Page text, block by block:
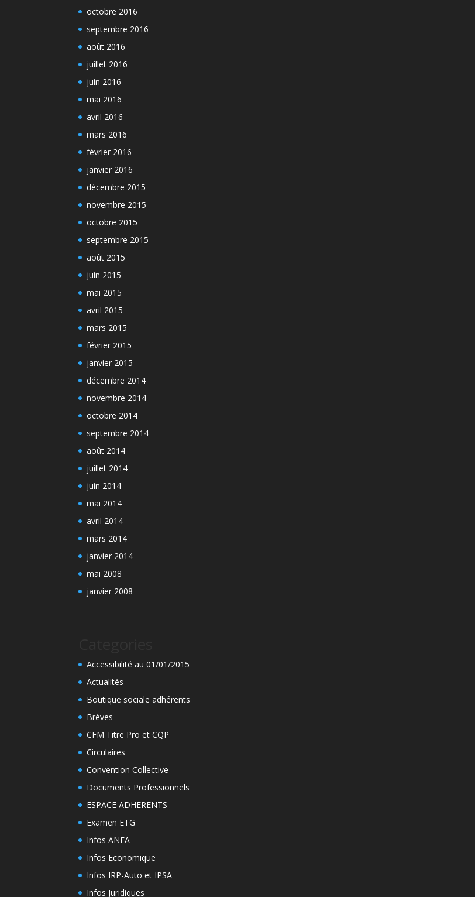
octobre 2016
septembre 2016
août 2016
juillet 2016
juin 2016
mai 2016
avril 2016
mars 2016
février 2016
janvier 2016
décembre 2015
novembre 2015
octobre 2015
septembre 2015
août 2015
juin 2015
mai 2015
avril 2015
mars 2015
février 2015
janvier 2015
décembre 2014
novembre 2014
octobre 2014
septembre 2014
août 2014
juillet 2014
juin 2014
mai 2014
avril 2014
mars 2014
janvier 2014
mai 2008
janvier 2008
Accessibilité au 01/01/2015
Actualités
Boutique sociale adhérents
Brèves
CFM Titre Pro et CQP
Circulaires
Convention Collective
Documents Professionnels
ESPACE ADHERENTS
Examen ETG
Infos ANFA
Infos Economique
Infos IRP-Auto et IPSA
Infos Juridiques